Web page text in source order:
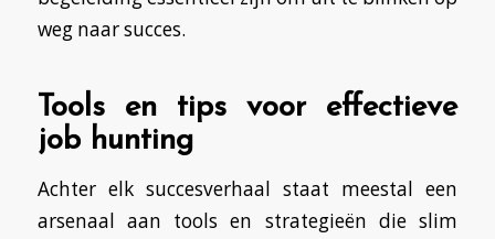
weg naar succes.
Tools en tips voor effectieve
job hunting
Achter elk succesverhaal staat meestal een
arsenaal aan tools en strategieën die slim